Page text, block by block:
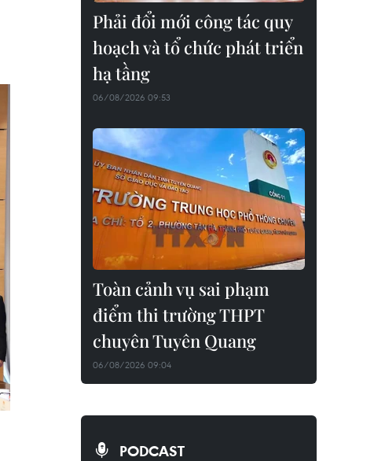
Phải đổi mới công tác quy
hoạch và tổ chức phát triển
hạ tầng
06/08/2026 09:53
Toàn cảnh vụ sai phạm
điểm thi trường THPT
chuyên Tuyên Quang
06/08/2026 09:04
PODCAST